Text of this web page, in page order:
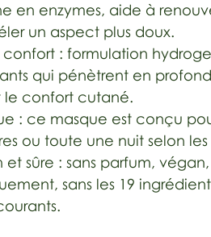
en enzymes, aide à
un aspect plus doux.
: formulation
qui pénètrent en
le confort cutané.
: ce masque est conçu
ou toute une nuit selon les
et sûre : sans parfum,
sans les 19